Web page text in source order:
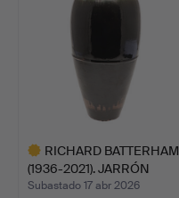
RICHARD BATTERHAM
(1936-2021). JARRÓN
GRAN…
Subastado 17 abr 2026